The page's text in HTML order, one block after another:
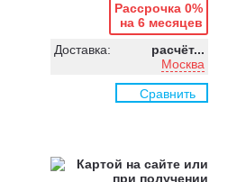
Рассрочка 0%
на 6 месяцев
Доставка:
расчёт...
Москва
Сравнить